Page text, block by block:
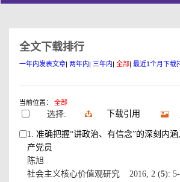
全文下载排行
一年内发表文章 两年内 三年内 全部 最近1个月下载
当前位置： 全部
选择: 下载引用
1. 准确把握“讲政治、有信念”的深刻内
产党员
陈旭
社会主义核心价值观研究 2016, 2 (5):